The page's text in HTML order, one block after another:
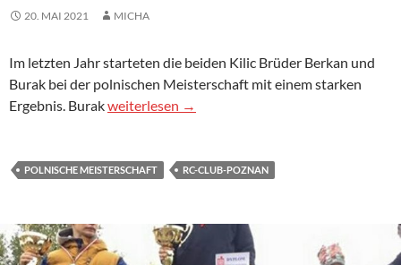
20. MAI 2021 MICHA
Im letzten Jahr starteten die beiden Kilic Brüder Berkan und
Burak bei der polnischen Meisterschaft mit einem starken
Ergebnis. BurakEnde Mai 2021 startet die polnischen
weiterlesen →
POLNISCHE MEISTERSCHAFT RC-CLUB-POZNAN